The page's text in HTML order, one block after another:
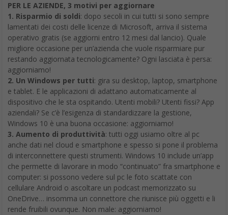
PER LE AZIENDE, 3 motivi per aggiornare
1. Risparmio di soldi: dopo secoli in cui tutti si sono sempre
lamentati dei costi delle licenze di Microsoft, arriva il sistema
operativo gratis (se aggiorni entro 12 mesi dal lancio). Quale
migliore occasione per un’azienda che vuole risparmiare pur
restando aggiornata tecnologicamente? Ogni lasciata è persa:
aggiorniamo!
2. Un Windows per tutti: gira su desktop, laptop, smartphone
e tablet. E le applicazioni di adattano automaticamente al
dispositivo che le sta ospitando. Utenti mobili? Utenti fissi? App
aziendali? Se c’è l’esigenza di standardizzare la gestione,
Windows 10 è una buona occasione: aggiorniamo!
3. Aumento di produttività: tutti oggi usiamo oltre al pc
anche dati nel cloud e smartphone e spesso si pone il problema
di interconnettere questi strumenti. Windows 10 include un’app
che permette di lavorare in modo “continuato” fra smartphone e
computer: si possono vedere sul pc le foto scattate con
cellulare Android o ascoltare un podcast memorizzato su
OneDrive… insomma un connettore che riunisce più oggetti e li
rende fruibili ovunque. Non male: aggiorniamo!